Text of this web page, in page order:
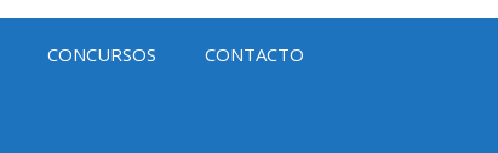
CONCURSOS CONTACTO